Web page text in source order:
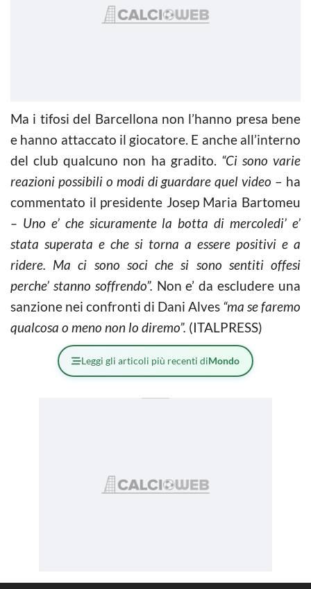
Ma i tifosi del Barcellona non l’hanno presa bene
e hanno attaccato il giocatore. E anche all’interno
del club qualcuno non ha gradito. “Ci sono varie
reazioni possibili o modi di guardare quel video – ha
commentato il presidente Josep Maria Bartomeu
– Uno e’ che sicuramente la botta di mercoledi’ e’
stata superata e che si torna a essere positivi e a
ridere. Ma ci sono soci che si sono sentiti offesi
perche’ stanno soffrendo”. Non e’ da escludere una
sanzione nei confronti di Dani Alves “ma se faremo
qualcosa o meno non lo diremo”. (ITALPRESS)
Leggi gli articoli più recenti diMondo